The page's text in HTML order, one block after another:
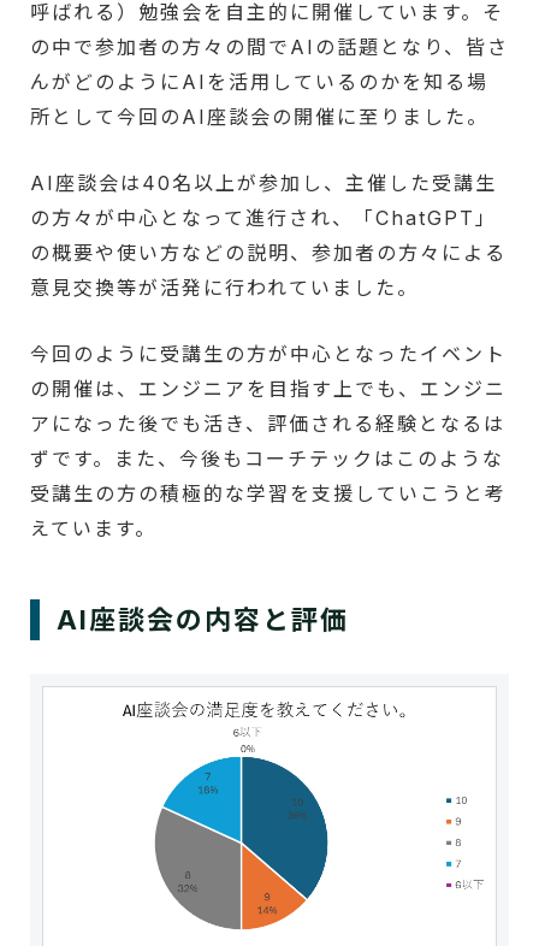
呼ばれる）勉強会を自主的に開催しています。そ
の中で参加者の方々の間でAIの話題となり、皆さ
んがどのようにAIを活用しているのかを知る場
所として今回のAI座談会の開催に至りました。
AI座談会は40名以上が参加し、主催した受講生
の方々が中心となって進行され、「ChatGPT」
の概要や使い方などの説明、参加者の方々による
意見交換等が活発に行われていました。
今回のように受講生の方が中心となったイベント
の開催は、エンジニアを目指す上でも、エンジニ
アになった後でも活き、評価される経験となるは
ずです。また、今後もコーチテックはこのような
受講生の方の積極的な学習を支援していこうと考
えています。
AI座談会の内容と評価